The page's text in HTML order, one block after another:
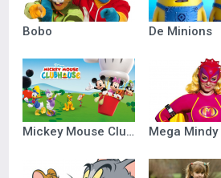
Bobo De Minions
Mickey Mouse Clubhuis Mega Mindy